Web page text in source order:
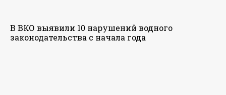
В ВКО выявили 10 нарушений водного
законодательства с начала года